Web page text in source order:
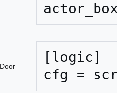
Door
[logic]
cfg =